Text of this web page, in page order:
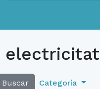
electricitat
Buscar Categoría